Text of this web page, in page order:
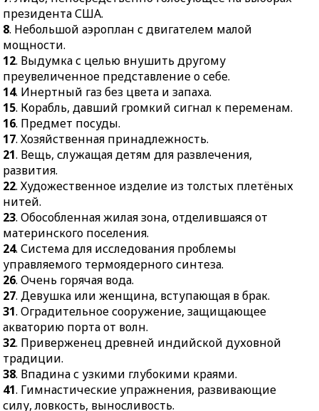
определённых
природных зонах.
59.Станина.
60.Превышение
предложения над
спросом в экономике.
61.Сложная машина,
агрегат, выполняющий
работу нескольких более
простых машин.
62.Часть речи,
отсутствующая в
русском языке, но
играющая важную роль в
других.
стихотворная стопа.
52.Сложенная у стены
широкой открытой
топкой.
54.Длинная тёплая
куртка с капюшоном.
57.Сердитое письмо от
одного государства
президента США.
8. Небольшой аэроплан с двигателем малой
мощности.
12. Выдумка с целью внушить другому
преувеличенное представление о себе.
14. Инертный газ без цвета и запаха.
15. Корабль, давший громкий сигнал к переменам.
16. Предмет посуды.
17. Хозяйственная принадлежность.
21. Вещь, служащая детям для развлечения,
развития.
22. Художественное изделие из толстых плетёных
нитей.
23. Обособленная жилая зона, отделившаяся от
материнского поселения.
24. Система для исследования проблемы
управляемого термоядерного синтеза.
26. Очень горячая вода.
27. Девушка или женщина, вступающая в брак.
31. Оградительное сооружение, защищающее
акваторию порта от волн.
32. Приверженец древней индийской духовной
традиции.
38. Впадина с узкими глубокими краями.
41. Гимнастические упражнения, развивающие
силу, ловкость, выносливость.